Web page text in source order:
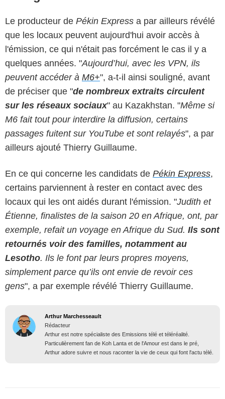
Le producteur de Pékin Express a par ailleurs révélé
que les locaux peuvent aujourd'hui avoir accès à
l'émission, ce qui n'était pas forcément le cas il y a
quelques années. "Aujourd’hui, avec les VPN, ils
peuvent accéder à M6+", a-t-il ainsi souligné, avant
de préciser que "de nombreux extraits circulent
sur les réseaux sociaux" au Kazakhstan. "Même si
M6 fait tout pour interdire la diffusion, certains
passages fuitent sur YouTube et sont relayés", a par
ailleurs ajouté Thierry Guillaume.
En ce qui concerne les candidats de Pékin Express,
certains parviennent à rester en contact avec des
locaux qui les ont aidés durant l'émission. "Judith et
Étienne, finalistes de la saison 20 en Afrique, ont, par
exemple, refait un voyage en Afrique du Sud. Ils sont
retournés voir des familles, notamment au
Lesotho. Ils le font par leurs propres moyens,
simplement parce qu’ils ont envie de revoir ces
gens", a par exemple révélé Thierry Guillaume.
Arthur Marchesseault
Rédacteur
Arthur est notre spécialiste des Emissions télé et téléréalité.
Particulièrement fan de Koh Lanta et de l'Amour est dans le pré,
Arthur adore suivre et nous raconter la vie de ceux qui font l'actu télé.